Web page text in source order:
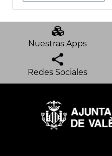
Nuestras Apps
Redes Sociales